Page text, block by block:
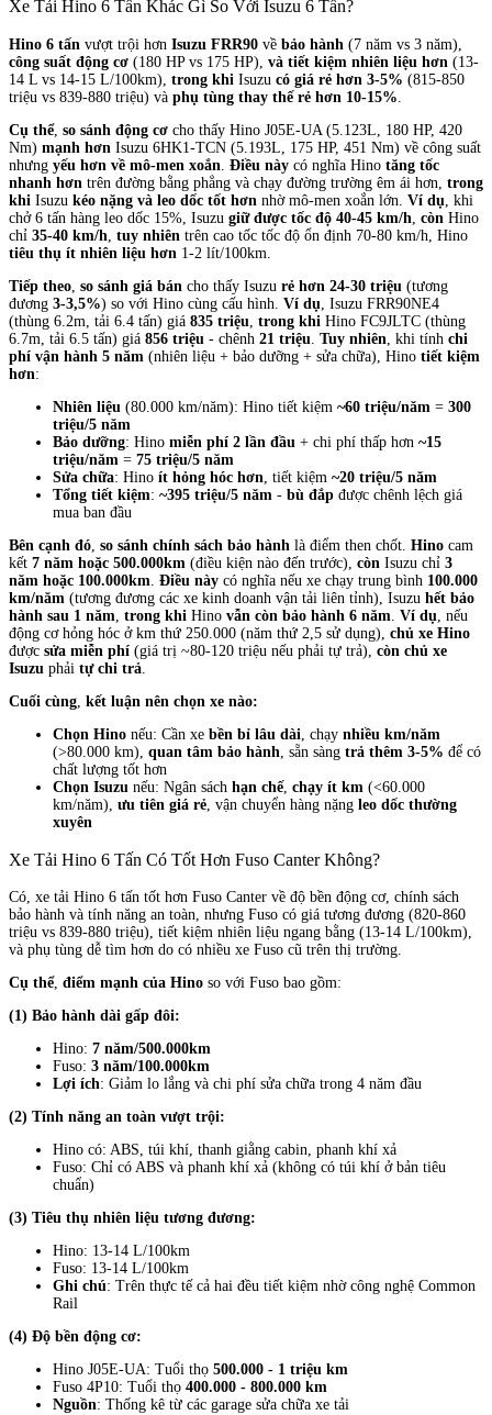
Xe Tải Hino 6 Tấn Khác Gì So Với Isuzu 6 Tấn?
Hino 6 tấn vượt trội hơn Isuzu FRR90 về bảo hành (7 năm vs 3 năm),
công suất động cơ (180 HP vs 175 HP), và tiết kiệm nhiên liệu hơn (13-
14 L vs 14-15 L/100km), trong khi Isuzu có giá rẻ hơn 3-5% (815-850
triệu vs 839-880 triệu) và phụ tùng thay thế rẻ hơn 10-15%
Cụ thể, so sánh động cơ cho thấy Hino J05E-UA (5.123L, 180 HP, 420
Nm) mạnh hơn Isuzu 6HK1-TCN (5.193L, 175 HP, 451 Nm) về công suất
nhưng yếu hơn về mô-men xoắn Điều này có nghĩa Hino tăng tốc
nhanh hơn trên đường bằng phẳng và chạy đường trường êm ái hơn, trong
khi Isuzu kéo nặng và leo dốc tốt hơn nhờ mô-men xoắn lớn. Ví dụ , khi
chở 6 tấn hàng leo dốc 15%, Isuzu giữ được tốc độ 40-45 km/h còn Hino
chỉ 35-40 km/h tuy nhiên trên cao tốc tốc độ ổn định 70-80 km/h, Hino
tiêu thụ ít nhiên liệu hơn 1-2 lít/100km.
Tiếp theo so sánh giá bán cho thấy Isuzu rẻ hơn 24-30 triệu (tương
đương 3-3,5%) so với Hino cùng cấu hình. Ví dụ , Isuzu FRR90NE4
(thùng 6.2m, tải 6.4 tấn) giá 835 triệu trong khi Hino FC9JLTC (thùng
6.7m, tải 6.5 tấn) giá 856 triệu - chênh 21 triệu Tuy nhiên , khi tính chi
phí vận hành 5 năm (nhiên liệu + bảo dưỡng + sửa chữa), Hino tiết kiệm
hơn:
Nhiên liệu (80.000 km/năm): Hino tiết kiệm ~60 triệu/năm = 300
triệu/5 năm
Bảo dưỡng: Hino miễn phí 2 lần đầu + chi phí thấp hơn ~15
triệu/năm = 75 triệu/5 năm
Sửa chữa: Hino ít hỏng hóc hơn , tiết kiệm ~20 triệu/5 năm
Tổng tiết kiệm: ~395 triệu/5 năm - bù đắp được chênh lệch giá
mua ban đầu
Bên cạnh đó so sánh chính sách bảo hành là điểm then chốt. Hino cam
kết 7 năm hoặc 500.000km (điều kiện nào đến trước), còn Isuzu chỉ 3
năm hoặc 100.000km Điều này có nghĩa nếu xe chạy trung bình 100.000
km/năm (tương đương các xe kinh doanh vận tải liên tỉnh), Isuzu hết bảo
hành sau 1 năm trong khi Hino vẫn còn bảo hành 6 năm Ví dụ , nếu
động cơ hỏng hóc ở km thứ 250.000 (năm thứ 2,5 sử dụng), chủ xe Hino
được sửa miễn phí (giá trị ~80-120 triệu nếu phải tự trả), còn chủ xe
Isuzu phải tự chi trả
Cuối cùng kết luận nên chọn xe nào:
Chọn Hino nếu: Cần xe bền bỉ lâu dài , chạy nhiều km/năm
(>80.000 km), quan tâm bảo hành , sẵn sàng trả thêm 3-5% để có
chất lượng tốt hơn
Chọn Isuzu nếu: Ngân sách hạn chế, chạy ít km (<60.000
km/năm), ưu tiên giá rẻ , vận chuyển hàng nặng leo dốc thường
xuyên
Xe Tải Hino 6 Tấn Có Tốt Hơn Fuso Canter Không?
Có, xe tải Hino 6 tấn tốt hơn Fuso Canter về độ bền động cơ, chính sách
bảo hành và tính năng an toàn, nhưng Fuso có giá tương đương (820-860
triệu vs 839-880 triệu), tiết kiệm nhiên liệu ngang bằng (13-14 L/100km),
và phụ tùng dễ tìm hơn do có nhiều xe Fuso cũ trên thị trường.
Cụ thể, điểm mạnh của Hino so với Fuso bao gồm:
(1) Bảo hành dài gấp đôi:
Hino: 7 năm/500.000km
Fuso: 3 năm/100.000km
Lợi ích: Giảm lo lắng và chi phí sửa chữa trong 4 năm đầu
(2) Tính năng an toàn vượt trội:
Hino có: ABS, túi khí, thanh giằng cabin, phanh khí xả
Fuso: Chỉ có ABS và phanh khí xả (không có túi khí ở bản tiêu
chuẩn)
(3) Tiêu thụ nhiên liệu tương đương:
Hino: 13-14 L/100km
Fuso: 13-14 L/100km
Ghi chú: Trên thực tế cả hai đều tiết kiệm nhờ công nghệ Common
Rail
(4) Độ bền động cơ:
Hino J05E-UA: Tuổi thọ 500.000 - 1 triệu km
Fuso 4P10: Tuổi thọ 400.000 - 800.000 km
Nguồn: Thống kê từ các garage sửa chữa xe tải